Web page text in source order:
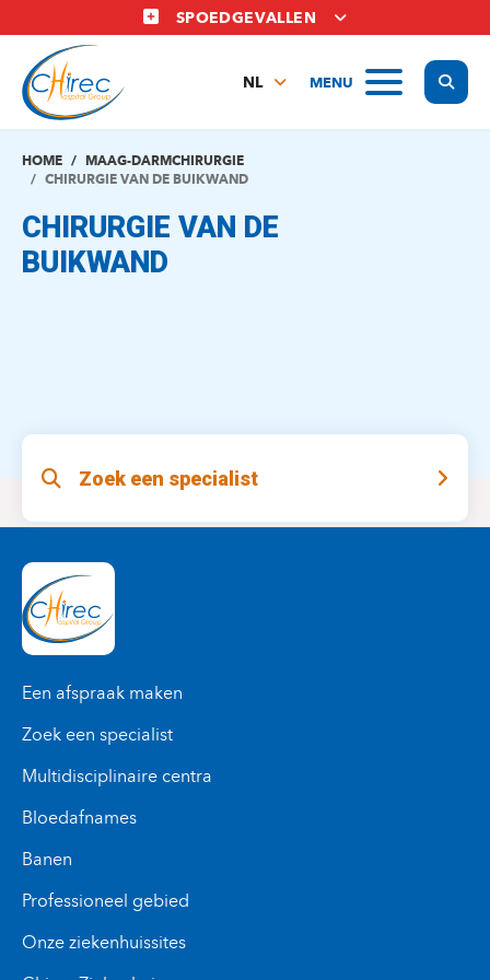
en
naar
inhoud
gaan
SPOEDGEVALLEN
MENU
NL
EN
HOME
MAAG-DARMCHIRURGIE
CHIRURGIE VAN DE BUIKWAND
CHIRURGIE VAN DE
BUIKWAND
Zoek een specialist
Een afspraak maken
Zoek een specialist
Multidisciplinaire centra
Bloedafnames
Banen
Professioneel gebied
Onze ziekenhuissites